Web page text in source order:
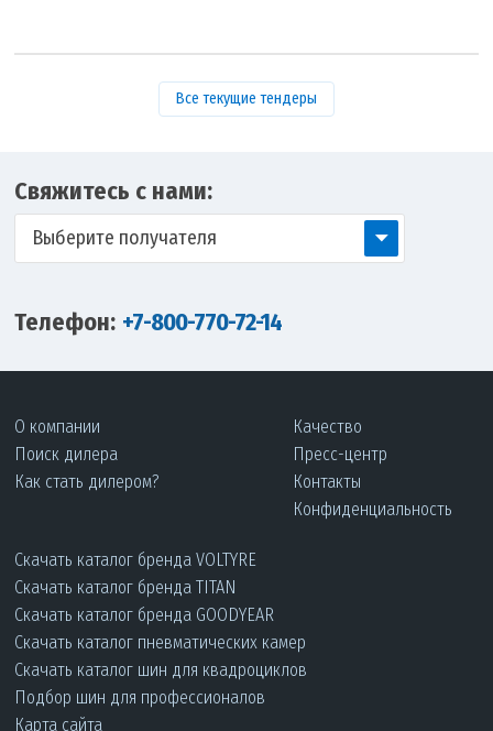
Все текущие тендеры
Свяжитесь с нами:
Выберите получателя
Телефон: +7-800-770-72-14
О компании
Поиск дилера
Как стать дилером?
Качество
Пресс-центр
Контакты
Конфиденциальность
Скачать каталог бренда VOLTYRE
Скачать каталог бренда TITAN
Скачать каталог бренда GOODYEAR
Скачать каталог пневматических камер
Скачать каталог шин для квадроциклов
Подбор шин для профессионалов
Карта сайта